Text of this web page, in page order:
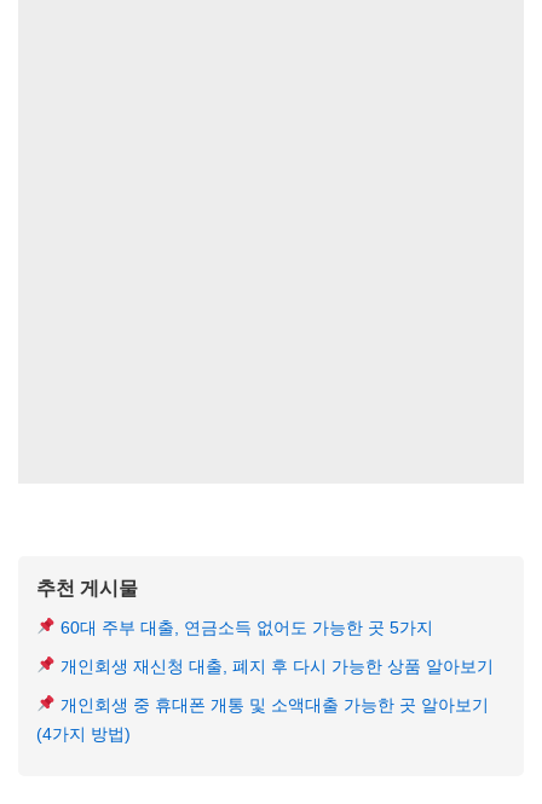
추천 게시물
60대 주부 대출, 연금소득 없어도 가능한 곳 5가지
개인회생 재신청 대출, 폐지 후 다시 가능한 상품 알아보기
개인회생 중 휴대폰 개통 및 소액대출 가능한 곳 알아보기
(4가지 방법)